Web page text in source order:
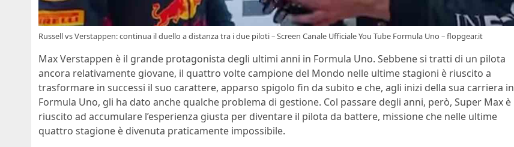
Russell vs Verstappen: continua il duello a distanza tra i due piloti – Screen Canale Ufficiale You Tube Formula Uno – flopgear.it
Max Verstappen è il grande protagonista degli ultimi anni in Formula Uno. Sebbene si tratti di un pilota
ancora relativamente giovane, il quattro volte campione del Mondo nelle ultime stagioni è riuscito a
trasformare in successi il suo carattere, apparso spigolo fin da subito e che, agli inizi della sua carriera in
Formula Uno, gli ha dato anche qualche problema di gestione. Col passare degli anni, però, Super Max è
riuscito ad accumulare l’esperienza giusta per diventare il pilota da battere, missione che nelle ultime
quattro stagione è divenuta praticamente impossibile.